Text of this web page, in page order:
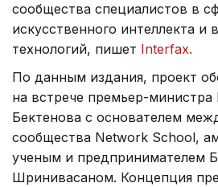
сообщества специалистов в
искусственного интеллекта и
технологий, пишет Interfax.
По данным издания, проект
на встрече премьер-министра
Бектенова с основателем
сообщества Network School,
ученым и предпринимателем
Шринивасаном. Концепция